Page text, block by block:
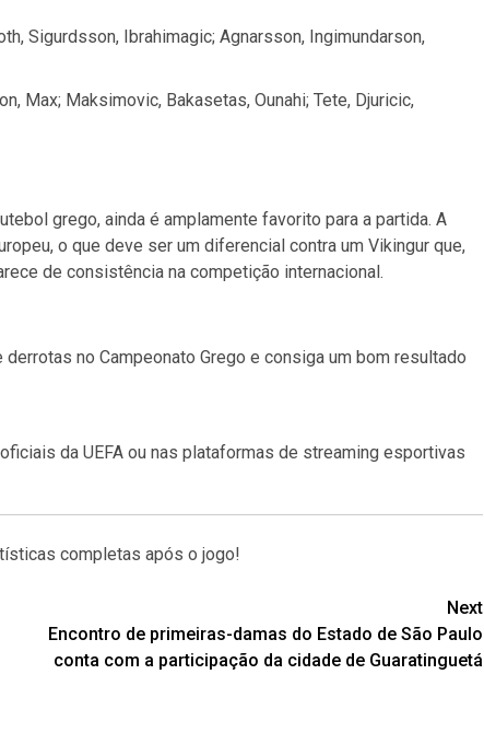
Sigurdsson, Ibrahimagic; Agnarsson, Ingimundarson,
Max; Maksimovic, Bakasetas, Ounahi; Tete, Djuricic,
grego, ainda é amplamente favorito para a partida. A
o que deve ser um diferencial contra um Vikingur que,
de consistência na competição internacional.
no Campeonato Grego e consiga um bom resultado
da UEFA ou nas plataformas de streaming esportivas
completas após o jogo!
Next
Encontro de primeiras-damas do Estado de São Paulo
conta com a participação da cidade de Guaratinguetá